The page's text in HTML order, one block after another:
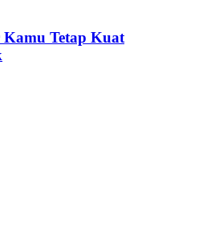
Kamu Tetap Kuat